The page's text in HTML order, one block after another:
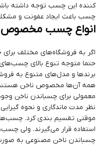
کننده این چسب توجه داشته
چسب باعث ایجاد عفونت و
انواع چسب مخصوص
اگر به فروشگاه‌های مختلف
حتما متوجه تنوع بالای
برندها و مدل‌های متنوع به
همه آن‌ها مخصوص ناخن هستند
معمولی برای چسباندن ناخن
نظر مدت ماندگاری و نحوه
موقتی تقسیم بندی کرد.
استفاده قرار می‌گیرند. ولی
چسباندن ناخن مصنوعی به